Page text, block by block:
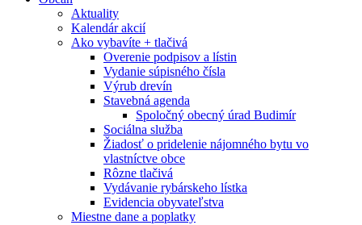
Aktuality
Kalendár akcií
Ako vybavíte + tlačivá
Overenie podpisov a lístin
Vydanie súpisného čísla
Výrub drevín
Stavebná agenda
Spoločný obecný úrad Budimír
Sociálna služba
Žiadosť o pridelenie nájomného bytu vo
vlastníctve obce
Rôzne tlačivá
Vydávanie rybárskeho lístka
Evidencia obyvateľstva
Miestne dane a poplatky